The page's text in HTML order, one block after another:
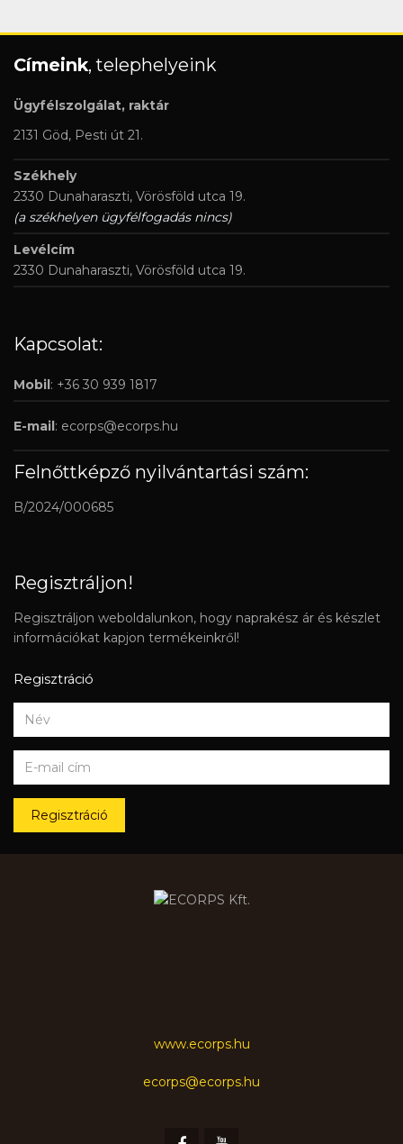
Címeink, telephelyeink
Ügyfélszolgálat, raktár
2131 Göd, Pesti út 21.
Székhely
2330 Dunaharaszti, Vörösföld utca 19.
(a székhelyen ügyfélfogadás nincs)
Levélcím
2330 Dunaharaszti, Vörösföld utca 19.
Kapcsolat:
Mobil : +36 30 939 1817
E-mail : ecorps@ecorps.hu
Felnőttképző nyilvántartási szám:
B/2024/000685
Regisztráljon!
Regisztráljon weboldalunkon, hogy naprakész ár és készlet
információkat kapjon termékeinkről!
Regisztráció
Regisztráció
www.ecorps.hu
ecorps@ecorps.hu